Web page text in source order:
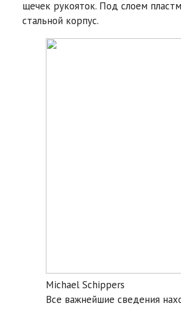
щечек рукояток. Под слоем
стальной корпус.
Michael Schippers
Все важнейшие сведения